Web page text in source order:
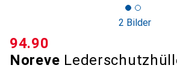
2 Bilder
Noreve
CHF
94.90